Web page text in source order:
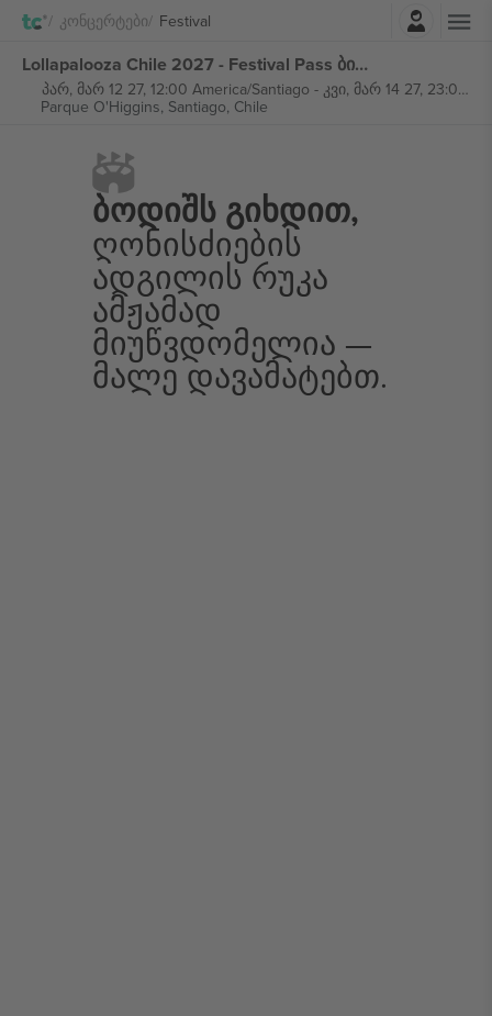
Კონცერტები Festival
Lollapalooza Chile 2027 - Festival Pass ბილეთი
პარ, მარ 12 27, 12:00 America/Santiago - კვი, მარ 14 27, 23:00 America/Santiago
Parque O'Higgins, Santiago, Chile
Ბოდიშს Გიხდით,
Ღონისძიების
Ადგილის Რუკა
Ამჟამად
Მიუწვდომელია —
Მალე Დავამატებთ.